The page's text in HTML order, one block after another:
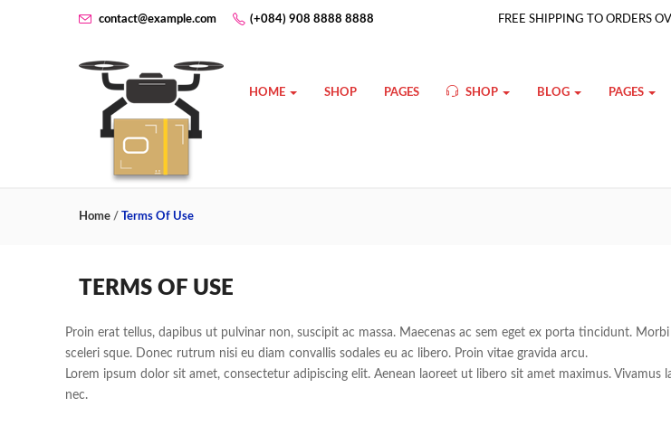
contact@example.com (+084) 908 8888 8888 FREE SHIPPING TO ORDERS
HOME SHOP PAGES SHOP BLOG PAGES
Home / Terms Of Use
TERMS OF USE
Proin erat tellus, dapibus ut pulvinar non, suscipit ac massa. Maecenas ac sem eget ex porta tincidunt.
sceleri sque. Donec rutrum nisi eu diam convallis sodales eu ac libero. Proin vitae gravida arcu.
Lorem ipsum dolor sit amet, consectetur adipiscing elit. Aenean laoreet ut libero sit amet maximus.
nec.